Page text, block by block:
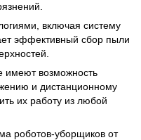
включая систему
эффективный сбор пыли
имеют возможность
и дистанционному
их работу из любой
роботов-уборщиков от